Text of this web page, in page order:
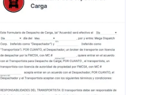
Vista previa: Formulario De